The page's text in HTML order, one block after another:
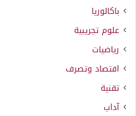
باكالوريا
علوم تجريبية
رياضيات
اقتصاد وتصرف
تقنية
آداب